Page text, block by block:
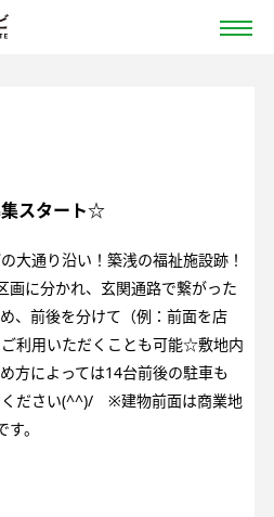
集スタート☆
大通り沿い！築浅の福祉施設跡！
画に分かれ、玄関通路で繋がった
、前後を分けて（例：前面を店
利用いただくことも可能☆敷地内
方によっては14台前後の駐車も
ください(^^)/ ※建物前面は商業地
。